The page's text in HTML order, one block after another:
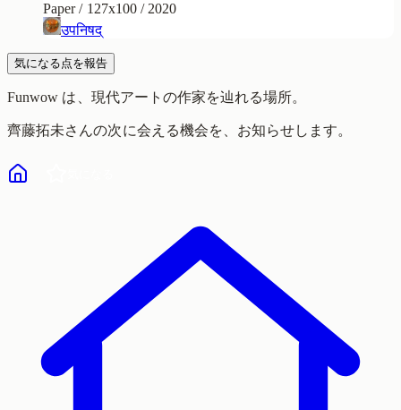
Paper / 127x100 / 2020
उपनिषद्
気になる点を報告
Funwow は、現代アートの作家を辿れる場所。
齊藤拓未さんの次に会える機会を、お知らせします。